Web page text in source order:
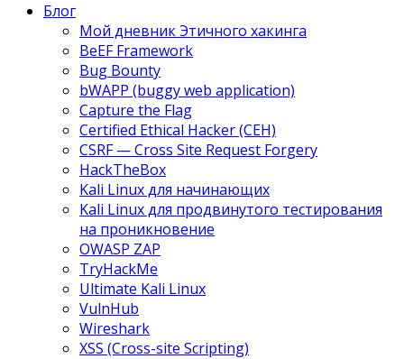
Блог
Мой дневник Этичного хакинга
BeEF Framework
Bug Bounty
bWAPP (buggy web application)
Capture the Flag
Certified Ethical Hacker (CEH)
CSRF — Cross Site Request Forgery
HackTheBox
Kali Linux для начинающих
Kali Linux для продвинутого тестирования
на проникновение
OWASP ZAP
TryHackMe
Ultimate Kali Linux
VulnHub
Wireshark
XSS (Cross-site Scripting)